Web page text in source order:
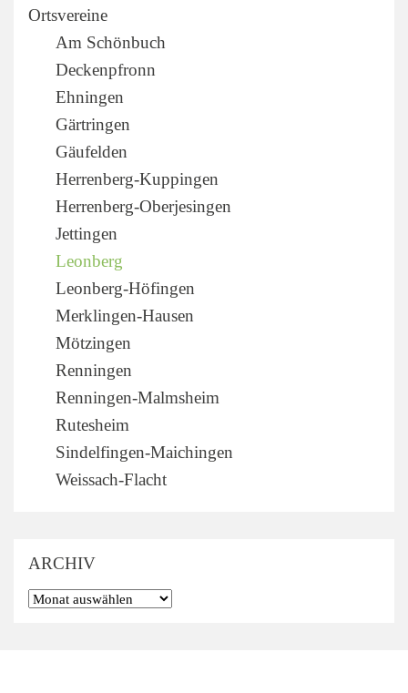
Ortsvereine
Am Schönbuch
Deckenpfronn
Ehningen
Gärtringen
Gäufelden
Herrenberg-Kuppingen
Herrenberg-Oberjesingen
Jettingen
Leonberg
Leonberg-Höfingen
Merklingen-Hausen
Mötzingen
Renningen
Renningen-Malmsheim
Rutesheim
Sindelfingen-Maichingen
Weissach-Flacht
ARCHIV